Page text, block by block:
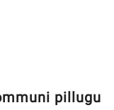
pillugu